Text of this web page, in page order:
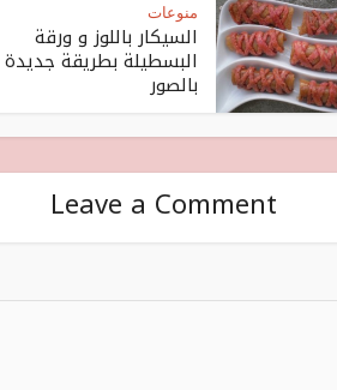
منوعات
السيكار باللوز و ورقة
البسطيلة بطريقة جديدة
بالصور
Leave a Comment